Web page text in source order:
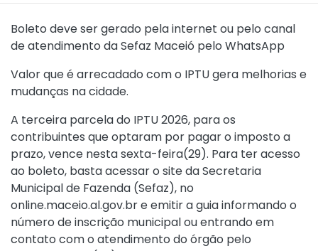
Boleto deve ser gerado pela internet ou pelo canal
de atendimento da Sefaz Maceió pelo WhatsApp
Valor que é arrecadado com o IPTU gera melhorias e
mudanças na cidade.
A terceira parcela do IPTU 2026, para os
contribuintes que optaram por pagar o imposto a
prazo, vence nesta sexta-feira(29). Para ter acesso
ao boleto, basta acessar o site da Secretaria
Municipal de Fazenda (Sefaz), no
online.maceio.al.gov.br e emitir a guia informando o
número de inscrição municipal ou entrando em
contato com o atendimento do órgão pelo